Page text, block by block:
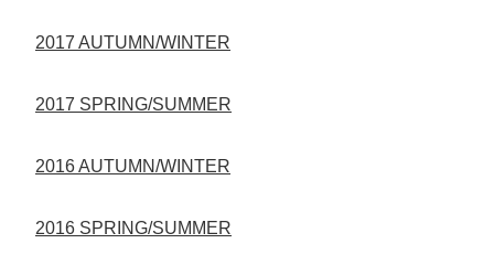
2017 AUTUMN/WINTER
2017 SPRING/SUMMER
2016 AUTUMN/WINTER
2016 SPRING/SUMMER